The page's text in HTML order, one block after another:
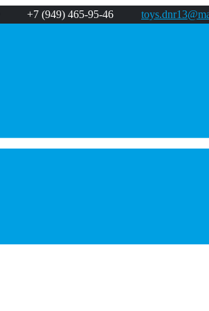
+7 (949) 465-95-46